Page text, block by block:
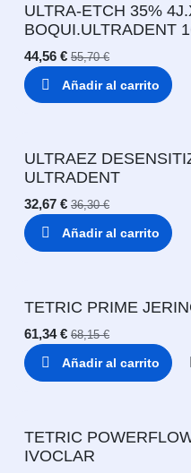
ULTRA-ETCH 35%
BOQUI.ULTRADENT
44,56 € 55,70€
Añadir al carrito
ULTRAEZ
ULTRADENT
32,67 € 36,30€
Añadir al carrito
TETRIC PRIME
61,34€ 68,15€
Añadir al carrito
TETRIC
IVOCLAR